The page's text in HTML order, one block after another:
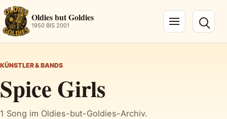
Oldies but Goldies
1950 BIS 2001
Navigation öffnen
KÜNSTLER & BANDS
Spice Girls
1 Song im Oldies-but-Goldies-Archiv.